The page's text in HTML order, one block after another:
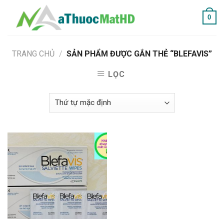
content
0
TRANG CHỦ / SẢN PHẨM ĐƯỢC GẮN THẺ “BLEFAVIS”
LỌC